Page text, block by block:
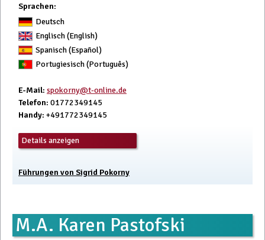
Sprachen:
Deutsch
Englisch (English)
Spanisch (Español)
Portugiesisch (Português)
E-Mail: spokorny@t-online.de
Telefon: 01772349145
Handy: +491772349145
Details anzeigen
Führungen von Sigrid Pokorny
M.A. Karen Pastofski